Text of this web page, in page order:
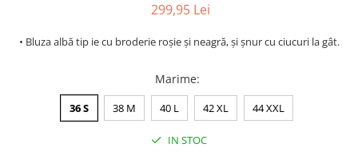
299,95 Lei
• Bluza albă tip ie cu broderie roșie și neagră, și șnur cu ciucuri la gât.
Marime:
36 S 38 M 40 L 42 XL 44 XXL
IN STOC